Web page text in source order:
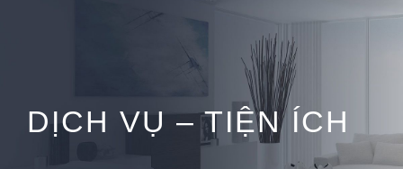
DỊCH VỤ – TIỆN ÍCH